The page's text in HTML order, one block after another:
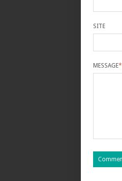
SITE
MESSAGE*